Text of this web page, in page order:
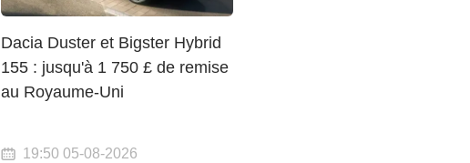
Dacia Duster et Bigster Hybrid
155 : jusqu'à 1 750 £ de remise
au Royaume-Uni
19:50 05-08-2026